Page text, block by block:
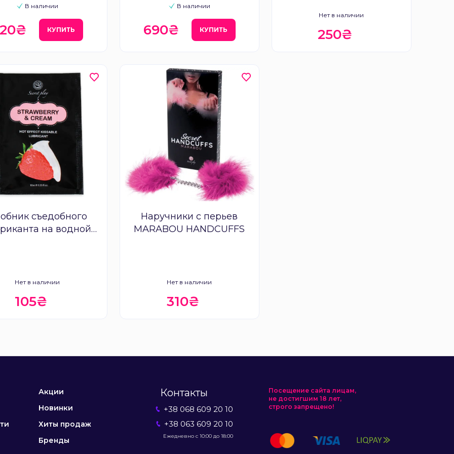
В наличии
КУПИТЬ
В наличии
690₴ КУПИТЬ
Нет в наличии
250₴
съедобного
на водной
Нет в наличии
105₴
Наручники с перьев
MARABOU HANDCUFFS
Нет в наличии
310₴
Акции
Новинки
Хиты продаж
Бренды
Контакты
+38 068 609 20 10
+38 063 609 20 10
Ежедневно с 10:00 до 18:00
Посещение сайта лицам,
не достигшим 18 лет,
строго запрещено!